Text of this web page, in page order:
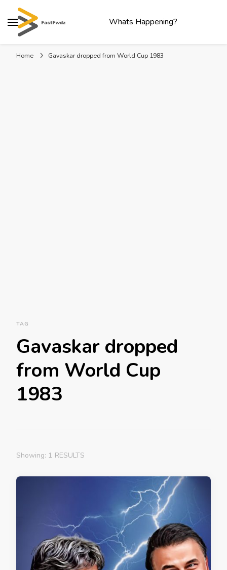
Whats Happening?
Home Gavaskar dropped from World Cup 1983
TAG
Gavaskar dropped
from World Cup
1983
Showing: 1 RESULTS